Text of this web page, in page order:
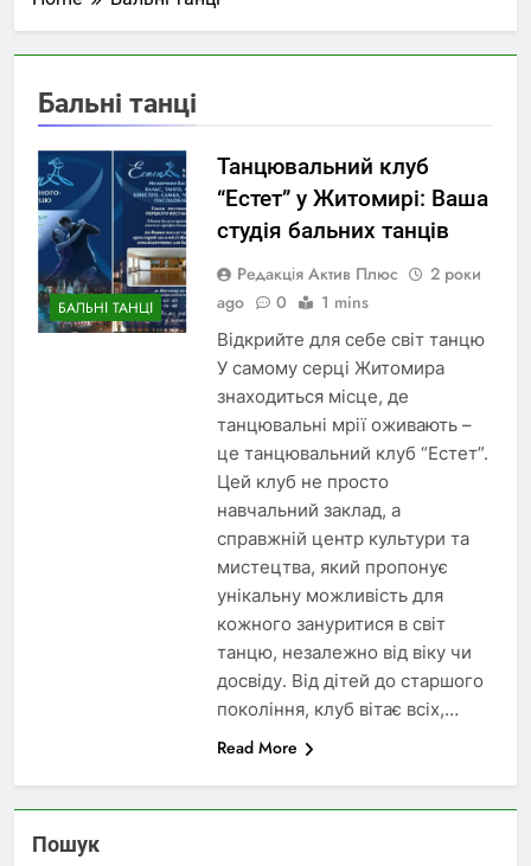
Бальні танці
БАЛЬНІ ТАНЦІ
Танцювальний клуб
“Естет” у Житомирі: Ваша
студія бальних танців
Редакція Актив Плюс
2 роки
ago
0 1 mins
Відкрийте для себе світ танцю
У самому серці Житомира
знаходиться місце, де
танцювальні мрії оживають –
це танцювальний клуб “Естет”.
Цей клуб не просто
навчальний заклад, а
справжній центр культури та
мистецтва, який пропонує
унікальну можливість для
кожного зануритися в світ
танцю, незалежно від віку чи
досвіду. Від дітей до старшого
покоління, клуб вітає всіх,…
Read More
Пошук